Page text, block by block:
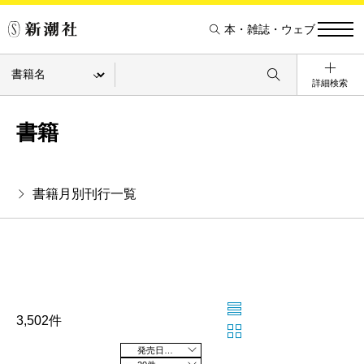
本・雑誌・ウェブ
詳細検索
書籍
書籍月別刊行一覧
3,502件